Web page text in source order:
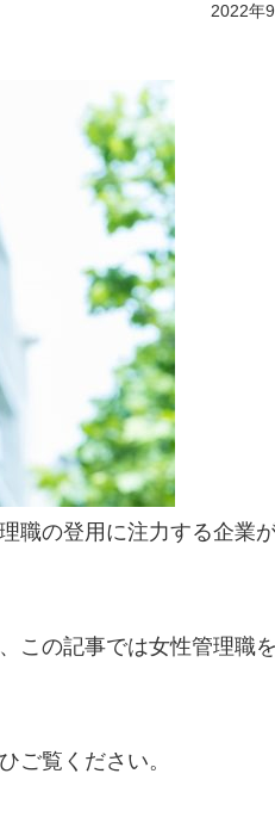
2022年
職の登用に注力する企業
この記事では女性管理職
ご覧ください。